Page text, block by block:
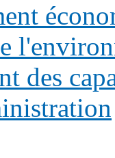
des